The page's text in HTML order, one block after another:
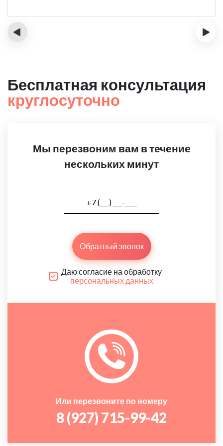
‹ ›
Бесплатная консультация
круглосуточно
Мы перезвоним вам в течение
нескольких минут
Обратный звонок
Даю согласие на обработку
персональных данных
Или перезвоните по номеру
8 (927) 715-99-42